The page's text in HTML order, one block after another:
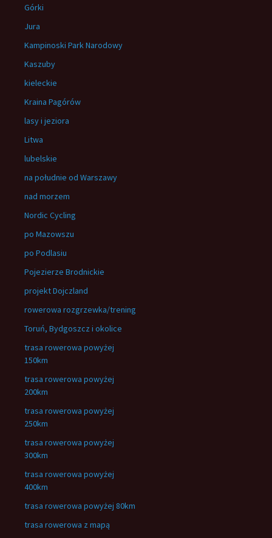
Górki
Jura
Kampinoski Park Narodowy
Kaszuby
kieleckie
Kraina Pagórów
lasy i jeziora
Litwa
lubelskie
na południe od Warszawy
nad morzem
Nordic Cycling
po Mazowszu
po Podlasiu
Pojezierze Brodnickie
projekt Dojczland
rowerowa rozgrzewka/trening
Toruń, Bydgoszcz i okolice
trasa rowerowa powyżej
150km
trasa rowerowa powyżej
200km
trasa rowerowa powyżej
250km
trasa rowerowa powyżej
300km
trasa rowerowa powyżej
400km
trasa rowerowa powyżej 80km
trasa rowerowa z mapą